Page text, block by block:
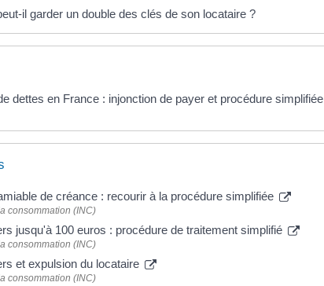
il garder un double des clés de son locataire ?
dettes en France : injonction de payer et procédure simplifiée
de créance : recourir à la procédure simplifiée
consommation (INC)
jusqu'à 100 euros : procédure de traitement simplifié
consommation (INC)
et expulsion du locataire
consommation (INC)